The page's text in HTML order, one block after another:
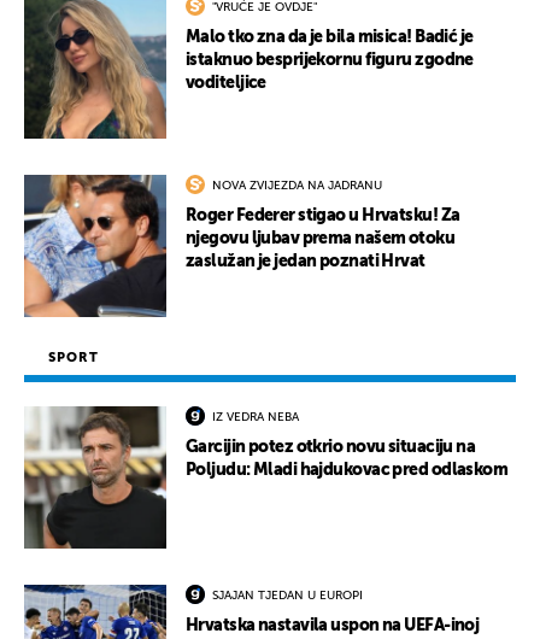
"VRUĆE JE OVDJE"
Malo tko zna da je bila misica! Badić je
istaknuo besprijekornu figuru zgodne
voditeljice
NOVA ZVIJEZDA NA JADRANU
Roger Federer stigao u Hrvatsku! Za
njegovu ljubav prema našem otoku
zaslužan je jedan poznati Hrvat
SPORT
IZ VEDRA NEBA
Garcijin potez otkrio novu situaciju na
Poljudu: Mladi hajdukovac pred odlaskom
SJAJAN TJEDAN U EUROPI
Hrvatska nastavila uspon na UEFA-inoj